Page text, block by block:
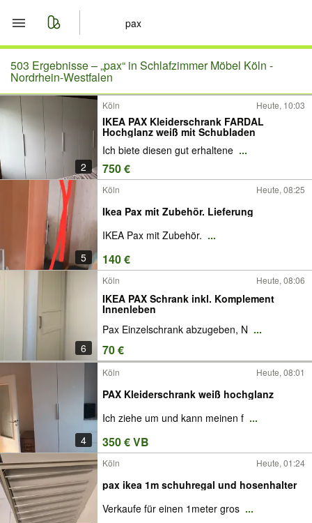
Start
Merkliste
Nachrichten
Anzeige aufgeben
503 Ergebnisse –„pax“ in Schlafzimmer Möbel Köln -
Nordrhein-Westfalen
2
Köln Heute, 10:03
IKEA PAX Kleiderschrank FARDAL
Hochglanz weiß mit Schubladen
Ich biete diesen gut erhaltene ...
750 €
5
Köln Heute, 08:25
Ikea Pax mit Zubehör. Lieferung
IKEA Pax mit Zubehör. ...
140 €
6
Köln Heute, 08:06
IKEA PAX Schrank inkl. Komplement
Innenleben
Pax Einzelschrank abzugeben, N ...
70 €
4
Köln Heute, 08:01
PAX Kleiderschrank weiß hochglanz
Ich ziehe um und kann meinen f ...
350 € VB
Köln Heute, 01:24
pax ikea 1m schuhregal und hosenhalter
Verkaufe für einen 1meter gros ...